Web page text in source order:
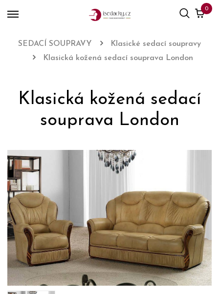
0
SEDACÍ SOUPRAVY
Klasické sedací soupravy
Klasická kožená sedací souprava London
Klasická kožená sedací
souprava London